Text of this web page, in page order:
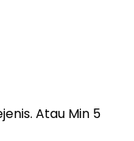
Atau Min 5